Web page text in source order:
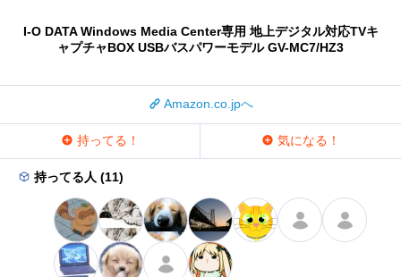
I-O DATA Windows Media Center専用 地上デジタル対応TVキ
ャプチャBOX USBバスパワーモデル GV-MC7/HZ3
Amazon.co.jpへ
持ってる！ 気になる！
持ってる人 (11)